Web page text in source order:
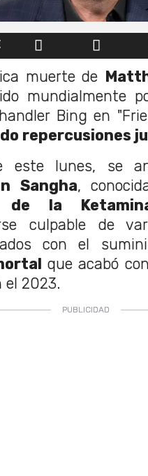
muerte de
mundialmente
Bing en
repercusiones
este lunes, se
Sangha,
de la
culpable de
con el
que acabó
el 2023.